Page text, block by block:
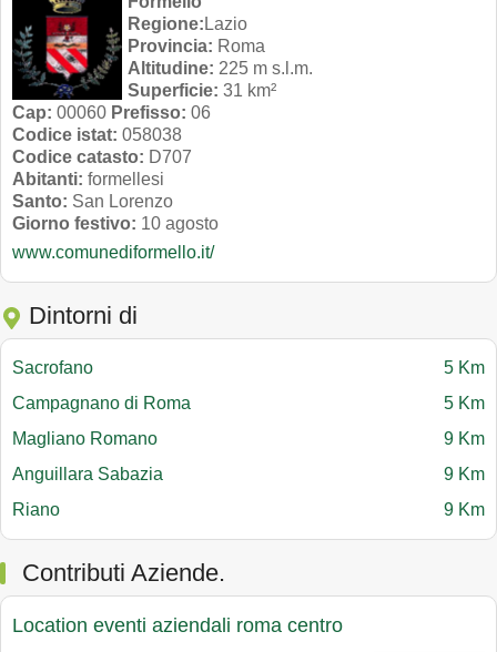
Regione: Lazio
Provincia: Roma
Altitudine: 225 m s.l.m.
Superficie: 31 km²
Cap: 00060 Prefisso: 06
Codice istat: 058038
Codice catasto: D707
Abitanti: formellesi
Santo: San Lorenzo
Giorno festivo: 10 agosto
www.comunediformello.it/
Dintorni di
Sacrofano
5 Km
Campagnano di Roma
5 Km
Magliano Romano
9 Km
Anguillara Sabazia
9 Km
Riano
9 Km
Contributi Aziende.
Location eventi aziendali roma centro